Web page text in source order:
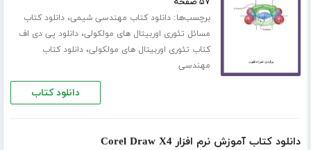
برچسب‌ها:دانلود کتاب مهندسی شیمی،دانلود کتاب
مسائل تئوری اوربیتال های مولکولی،دانلود پی دی اف
کتاب تئوری اوربیتال های مولکولی،دانلود کتاب
مهندسی
دانلود کتاب
دانلود کتاب آموزش نرم افزار Corel Draw X4